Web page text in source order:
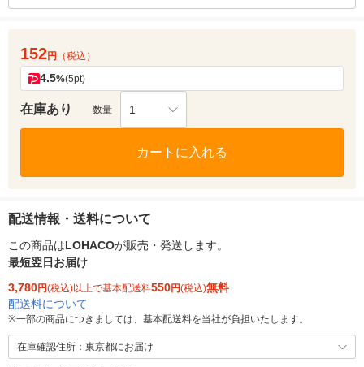
152円 （税込）
4.5%(5pt)
在庫あり 数量 1
カートに入れる
配送情報・送料について
この商品はLOHACOが販売・発送します。
最短翌日お届け
3,780円(税込)以上で基本配送料550円(税込)無料
配送料について
※一部の商品につきましては、基本配送料を当社が負担いたします。
在庫確認住所：東京都にお届け